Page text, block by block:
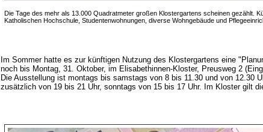
Die Tage des mehr als 13.000 Quadratmeter großen Klostergartens scheinen gezählt.
Katholischen Hochschule, Studentenwohnungen, diverse Wohngebäude und
Im Sommer hatte es zur künftigen Nutzung des Klostergartens eine
noch bis Montag, 31. Oktober, im Elisabethinnen-Kloster, Preusweg 2
Die Ausstellung ist montags bis samstags von 8 bis 11.30 und von 12.30
zusätzlich von 19 bis 21 Uhr, sonntags von 15 bis 17 Uhr. Im Kloster gilt